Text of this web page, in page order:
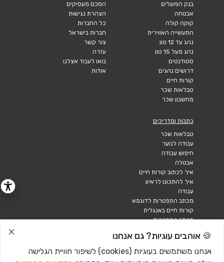
בנק הפועלים
אבטחה
קוקה קולה
התעשייה האווירית
נהג עד 12 טון
נהג מעל 15 טון
סטודנטים
דרושים נהגים
קורות חיים
טבלאות שכר
מחשבון שכר
הסכם מעסיקים
הצהרת נגישות
כל החברות
חברות בישראל
צור קשר
עזרה
בואו לעבוד אצלנו
אודות
כתבות ומדריכים
טבלאות שכר
עבודה לנוער
חיפוש עבודה
אבטלה
איך לכתוב קורות חיים
איך להתכונן לראיון
עבודה
מכתב התפטרות לדוגמא
קורות חיים באנגלית
מכתב התפטרות
🍪 אוהבים עוגיות? גם אנחנו
אנחנו משתמשים בעוגיות (cookies) לשיפור חוויית הגלישה